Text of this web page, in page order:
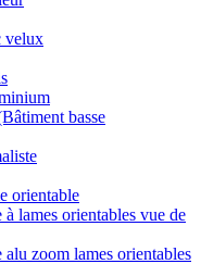
velux
basse
orientable
lames orientables vue de
zoom lames orientables